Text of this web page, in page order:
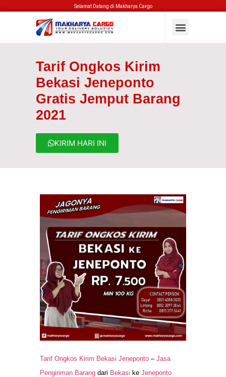
Selamat Datang di Makharya Cargo
Tarif Ongkos Kirim
Bekasi Jeneponto
Gratis Jemput Barang
2021
KIRIM HARI INI
Tarif Ongkos Kirim Bekasi Jeneponto –Jasa
Pengiriman Barang dari Bekasi ke Jeneponto